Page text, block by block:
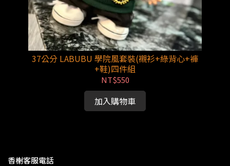
37公分 LABUBU 學院風套裝(襯衫+綠背心+褲
+鞋)四件組
NT$550
加入購物車
香榭客服電話